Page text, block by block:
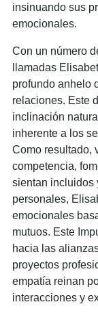
insinuando sus
emocionales.
Con un número
llamadas
profundo anhelo
relaciones. Este
inclinación
inherente a los
Como resultado,
competencia,
sientan incluidos
personales,
emocionales
mutuos. Este
hacia las
proyectos
empatía reinan
interacciones y